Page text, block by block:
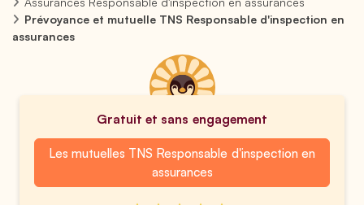
Prévoyance et mutuelle TNS Responsable d'inspection en
assurances
Gratuit et sans engagement
Les mutuelles TNS Responsable d'inspection en
assurances